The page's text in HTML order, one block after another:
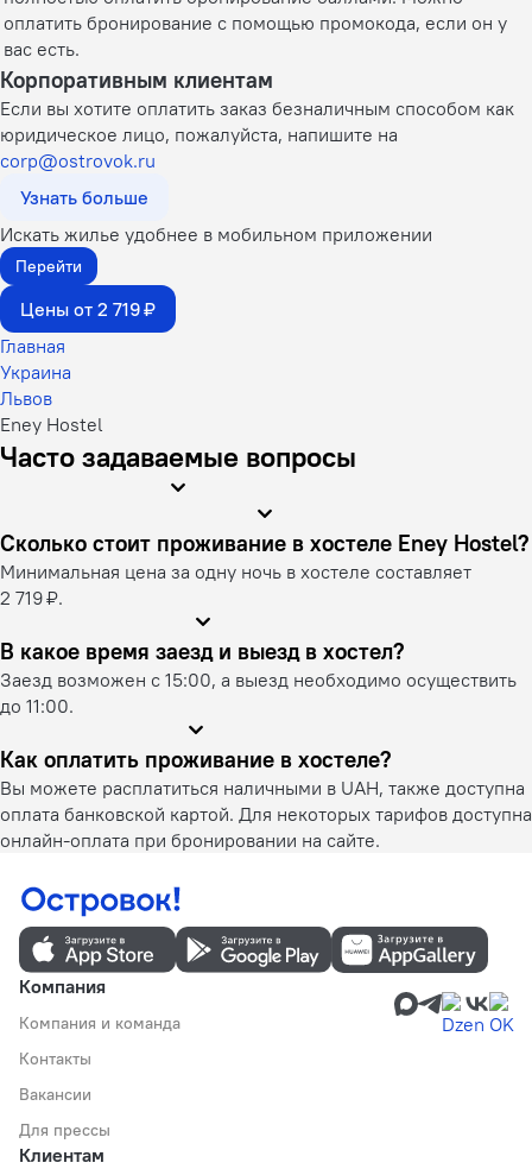
оплатить бронирование с помощью промокода, если он у
вас есть.
Корпоративным клиентам
Если вы хотите оплатить заказ безналичным способом как
юридическое лицо, пожалуйста, напишите на
corp@ostrovok.ru
Узнать больше
Искать жилье удобнее в мобильном приложении
Перейти
Цены от 2 719 ₽
Главная
Украина
Львов
Eney Hostel
Часто задаваемые вопросы
Сколько стоит проживание в хостеле Eney Hostel?
Минимальная цена за одну ночь в хостеле составляет
2 719 ₽.
В какое время заезд и выезд в хостел?
Заезд возможен с 15:00, а выезд необходимо осуществить
до 11:00.
Как оплатить проживание в хостеле?
Вы можете расплатиться наличными в UAH, также доступна
оплата банковской картой. Для некоторых тарифов доступна
онлайн-оплата при бронировании на сайте.
Компания
Компания и команда
Контакты
Вакансии
Для прессы
Клиентам